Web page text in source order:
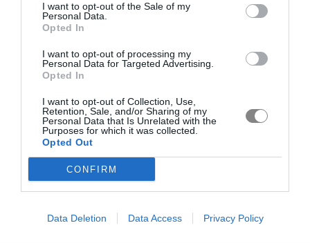
I want to opt-out of the Sale of my
Personal Data.
Opted In
I want to opt-out of processing my
Personal Data for Targeted Advertising.
Opted In
I want to opt-out of Collection, Use,
Retention, Sale, and/or Sharing of my
Personal Data that Is Unrelated with the
Purposes for which it was collected.
Opted Out
CONFIRM
Data Deletion Data Access Privacy Policy